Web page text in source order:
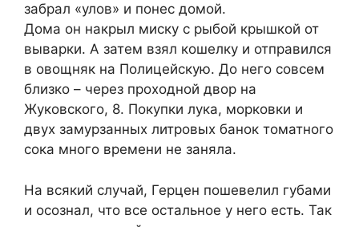
забрал «улов» и понес домой.
Дома он накрыл миску с рыбой крышкой от
выварки. А затем взял кошелку и отправился
в овощняк на Полицейскую. До него совсем
близко – через проходной двор на
Жуковского, 8. Покупки лука, морковки и
двух замурзанных литровых банок томатного
сока много времени не заняла.
На всякий случай, Герцен пошевелил губами
и осознал, что все остальное у него есть. Так